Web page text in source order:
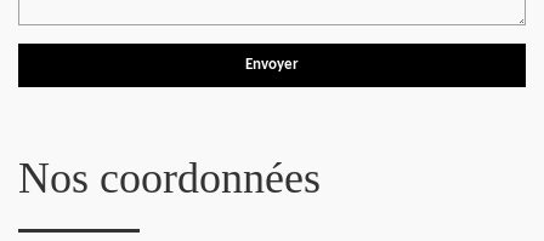
Nos coordonnées